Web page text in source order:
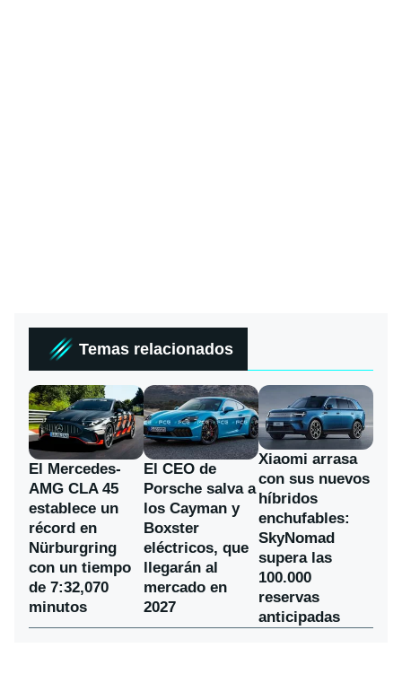
Temas relacionados
El Mercedes-
AMG CLA 45
establece un
récord en
Nürburgring
con un tiempo
de 7:32,070
minutos
El CEO de
Porsche salva a
los Cayman y
Boxster
eléctricos, que
llegarán al
mercado en
2027
Xiaomi arrasa
con sus nuevos
híbridos
enchufables:
SkyNomad
supera las
100.000
reservas
anticipadas